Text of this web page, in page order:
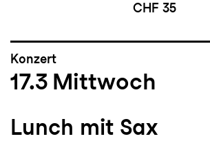
CHF 35
Konzert
17.3 Mittwoch
Lunch mit Sax